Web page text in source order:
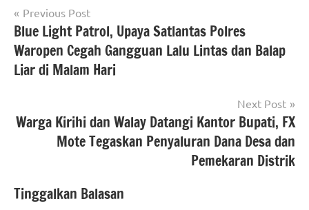
Navigasi
pos
Previous Post
Blue Light Patrol, Upaya Satlantas Polres
Waropen Cegah Gangguan Lalu Lintas dan Balap
Liar di Malam Hari
Next Post
Warga Kirihi dan Walay Datangi Kantor Bupati, FX
Mote Tegaskan Penyaluran Dana Desa dan
Pemekaran Distrik
Tinggalkan Balasan